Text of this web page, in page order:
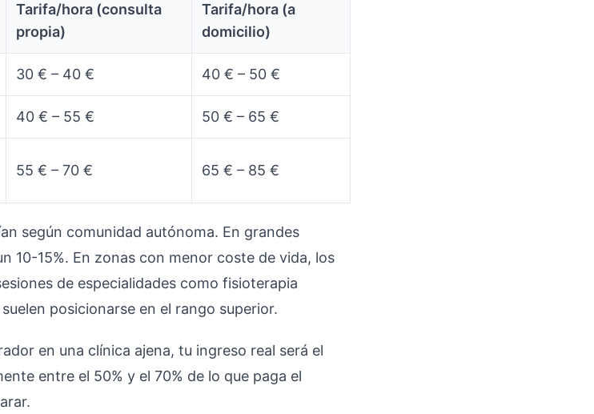
Tarifa/hora (consulta
propia)
Tarifa/hora (a
domicilio)
30 € – 40 € 40 € – 50 €
40 € – 55 € 50 € – 65 €
55 € – 70 € 65 € – 85 €
según comunidad autónoma. En grandes
10-15%. En zonas con menor coste de vida, los
de especialidades como fisioterapia
posicionarse en el rango superior.
en una clínica ajena, tu ingreso real será el
entre el 50% y el 70% de lo que paga el